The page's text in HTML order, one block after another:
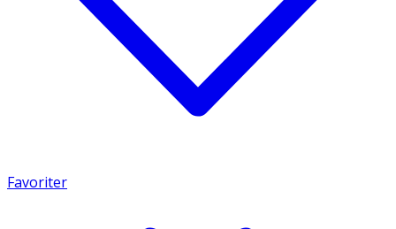
Favoriter